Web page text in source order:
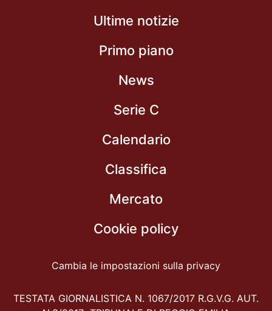
Ultime notizie
Primo piano
News
Serie C
Calendario
Classifica
Mercato
Cookie policy
Cambia le impostazioni sulla privacy
TESTATA GIORNALISTICA N. 1067/2017 R.G.V.G. AUT.